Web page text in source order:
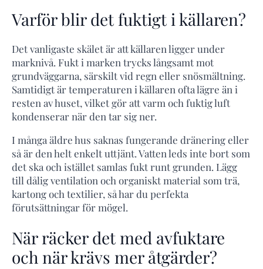
Varför blir det fuktigt i källaren?
Det vanligaste skälet är att källaren ligger under
marknivå. Fukt i marken trycks långsamt mot
grundväggarna, särskilt vid regn eller snösmältning.
Samtidigt är temperaturen i källaren ofta lägre än i
resten av huset, vilket gör att varm och fuktig luft
kondenserar när den tar sig ner.
I många äldre hus saknas fungerande dränering eller
så är den helt enkelt uttjänt. Vatten leds inte bort som
det ska och istället samlas fukt runt grunden. Lägg
till dålig ventilation och organiskt material som trä,
kartong och textilier, så har du perfekta
förutsättningar för mögel.
När räcker det med avfuktare
och när krävs mer åtgärder?